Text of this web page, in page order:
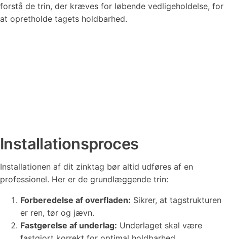
forstå de trin, der kræves for løbende vedligeholdelse, for
at opretholde tagets holdbarhed.
Installationsproces
Installationen af dit zinktag bør altid udføres af en
professionel. Her er de grundlæggende trin:
Forberedelse af overfladen: Sikrer, at tagstrukturen
er ren, tør og jævn.
Fastgørelse af underlag: Underlaget skal være